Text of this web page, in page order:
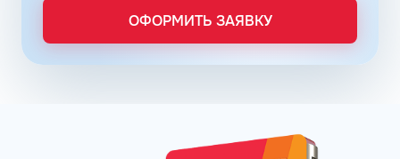
Систематизация и сбор информации в одном месте о
расходах водителей на заправках поможет выявить
недобросовестных сотрудников. Использование средств
компании в собственных интересах легко выявить, если
компании требуют экономии и тщательного контроля
ОФОРМИТЬ ЗАЯВКУ